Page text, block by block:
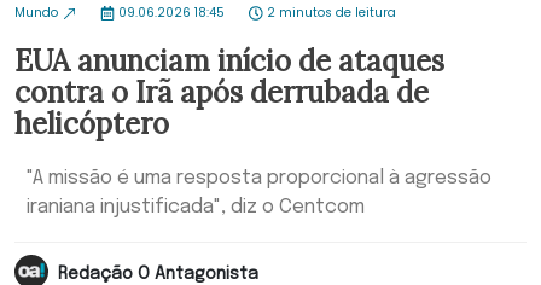
Mundo 09.06.2026 18:45 2 minutos de leitura
EUA anunciam início de ataques
contra o Irã após derrubada de
helicóptero
"A missão é uma resposta proporcional à agressão
iraniana injustificada", diz o Centcom
Redação O Antagonista